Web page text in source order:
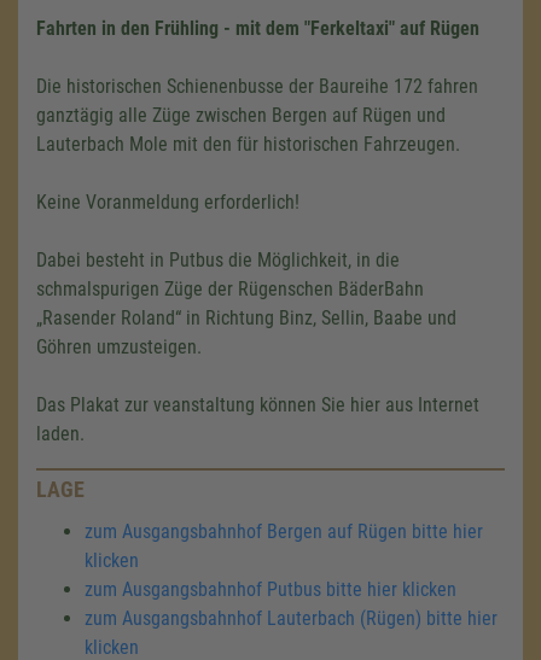
Fahrten in den Frühling - mit dem "Ferkeltaxi" auf Rügen
Die historischen Schienenbusse der Baureihe 172 fahren
ganztägig alle Züge zwischen Bergen auf Rügen und
Lauterbach Mole mit den für historischen Fahrzeugen.
Keine Voranmeldung erforderlich!
Dabei besteht in Putbus die Möglichkeit, in die
schmalspurigen Züge der Rügenschen BäderBahn
„Rasender Roland“ in Richtung Binz, Sellin, Baabe und
Göhren umzusteigen.
Das Plakat zur veanstaltung können Sie hier aus Internet
laden.
LAGE
zum Ausgangsbahnhof Bergen auf Rügen bitte hier
klicken
zum Ausgangsbahnhof Putbus bitte hier klicken
zum Ausgangsbahnhof Lauterbach (Rügen) bitte hier
klicken